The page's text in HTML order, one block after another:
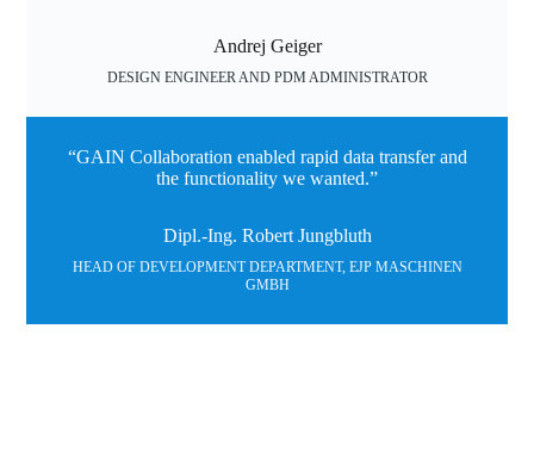
Andrej Geiger
DESIGN ENGINEER AND PDM ADMINISTRATOR
“GAIN Collaboration enabled rapid data transfer and
the functionality we wanted.”
Dipl.-Ing. Robert Jungbluth
HEAD OF DEVELOPMENT DEPARTMENT, EJP MASCHINEN
GMBH